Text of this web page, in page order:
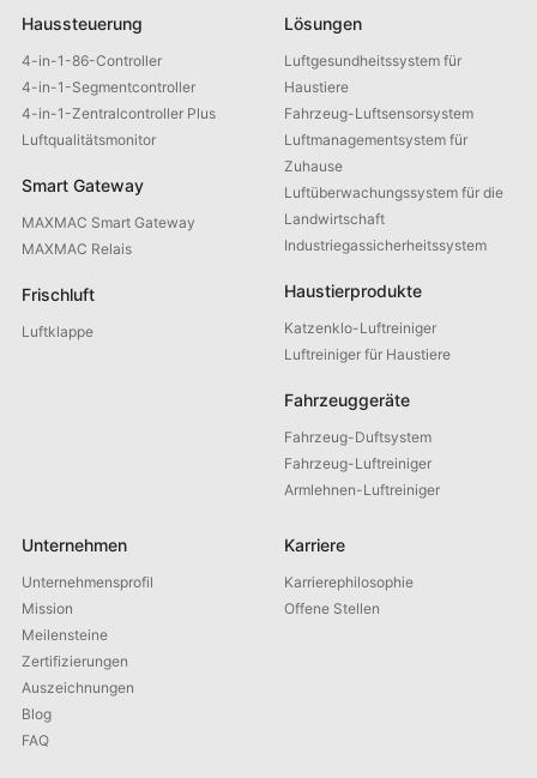
Haussteuerung
4-in-1-86-Controller
4-in-1-Segmentcontroller
4-in-1-Zentralcontroller Plus
Luftqualitätsmonitor
Smart Gateway
MAXMAC Smart Gateway
MAXMAC Relais
Frischluft
Luftklappe
Lösungen
Luftgesundheitssystem für
Haustiere
Fahrzeug-Luftsensorsystem
Luftmanagementsystem für
Zuhause
Luftüberwachungssystem für die
Landwirtschaft
Industriegassicherheitssystem
Haustierprodukte
Katzenklo-Luftreiniger
Luftreiniger für Haustiere
Fahrzeuggeräte
Fahrzeug-Duftsystem
Fahrzeug-Luftreiniger
Armlehnen-Luftreiniger
Unternehmen
Unternehmensprofil
Mission
Meilensteine
Zertifizierungen
Auszeichnungen
Blog
FAQ
Karriere
Karrierephilosophie
Offene Stellen